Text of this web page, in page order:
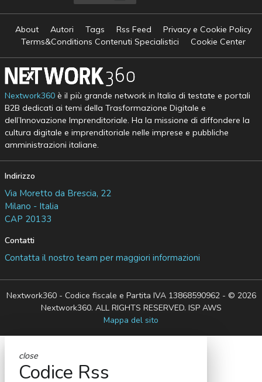
About Autori Tags Rss Feed
Privacy e Cookie Policy
Terms&Conditions Contenuti Specialistici
Cookie Center
Nextwork360è il più grande network in Italia di testate e portali
B2B dedicati ai temi della Trasformazione Digitale e
dell’Innovazione Imprenditoriale. Ha la missione di diffondere la
cultura digitale e imprenditoriale nelle imprese e pubbliche
amministrazioni italiane.
Indirizzo
Via Moretto da Brescia, 22
Milano - Italia
CAP 20133
Contatti
Contatta il nostro team per maggiori informazioni
Nextwork360 - Codice fiscale e Partita IVA 13868590962 - © 2026
Nextwork360. ALL RIGHTS RESERVED. ISP AWS
Mappa del sito
close
Codice Rss